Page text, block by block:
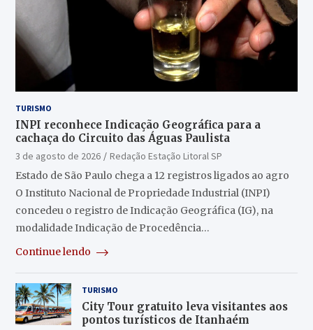
TURISMO
INPI reconhece Indicação Geográfica para a
cachaça do Circuito das Águas Paulista
3 de agosto de 2026
Redação Estação Litoral SP
Estado de São Paulo chega a 12 registros ligados ao agro
O Instituto Nacional de Propriedade Industrial (INPI)
concedeu o registro de Indicação Geográfica (IG), na
modalidade Indicação de Procedência…
Continue lendo
TURISMO
City Tour gratuito leva visitantes aos
pontos turísticos de Itanhaém